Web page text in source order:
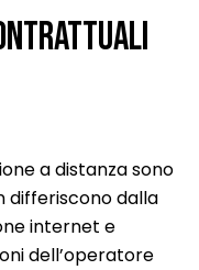
a distanza sono
differiscono dalla
internet e
dell’operatore